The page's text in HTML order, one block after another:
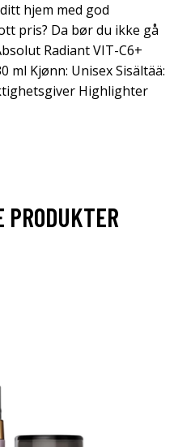
hjem med god
pris? Da bør du ikke gå
Radiant VIT-C6+
ml Kjønn: Unisex Sisältää:
Highlighter